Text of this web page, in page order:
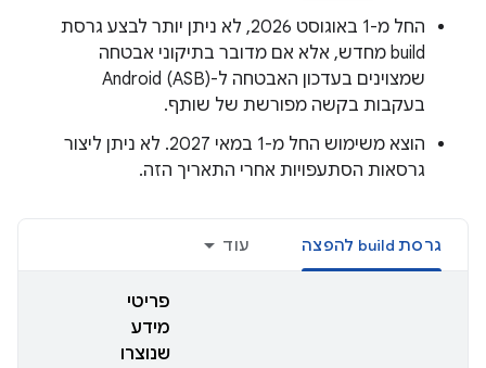
החל מ-1 באוגוסט 2026, לא ניתן יותר לבצע גרסת
build מחדש, אלא אם מדובר בתיקוני אבטחה
שמצוינים בעדכון האבטחה ל-Android (ASB)
בעקבות בקשה מפורשת של שותף.
הוצא משימוש החל מ-1 במאי 2027. לא ניתן ליצור
גרסאות הסתעפויות אחרי התאריך הזה.
גרסת build להפצה עוד
פריטי
מידע
שנוצרו